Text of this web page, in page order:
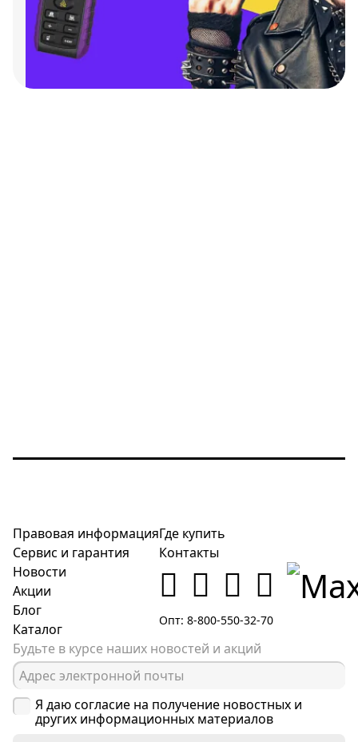
Правовая информация
Сервис и гарантия
Новости
Акции
Блог
Каталог
Где купить
Контакты
Опт: 8-800-550-32-70
Будьте в курсе наших новостей и акций
Я даю согласие на получение новостных и
других информационных материалов